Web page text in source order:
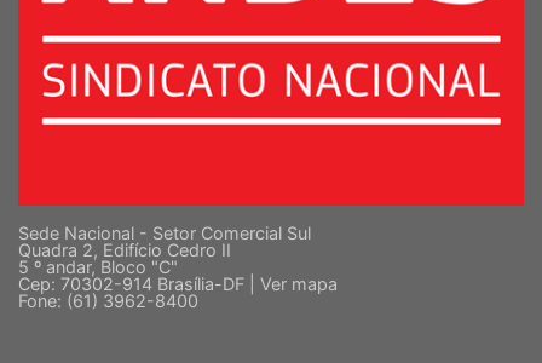
Sede Nacional - Setor Comercial Sul
Quadra 2, Edifício Cedro II
5 º andar, Bloco "C"
Cep: 70302-914 Brasília-DF | Ver mapa
Fone: (61) 3962-8400